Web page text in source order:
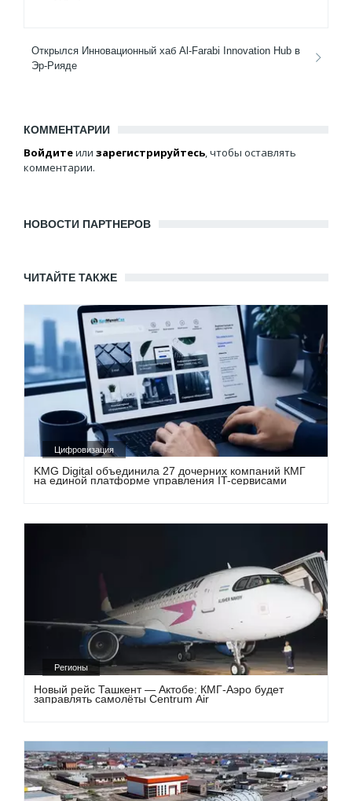
Открылся Инновационный хаб Al-Farabi Innovation Hub в
Эр-Рияде
КОММЕНТАРИИ
Войдитеили зарегистрируйтесь, чтобы оставлять
комментарии.
НОВОСТИ ПАРТНЕРОВ
ЧИТАЙТЕ ТАКЖЕ
Цифровизация
KMG Digital объединила 27 дочерних компаний КМГ
на единой платформе управления IT-сервисами
Регионы
Новый рейс Ташкент — Актобе: КМГ-Аэро будет
заправлять самолёты Centrum Air